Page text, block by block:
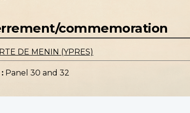
commemoration
DE MENIN (YPRES)
Panel 30 and 32